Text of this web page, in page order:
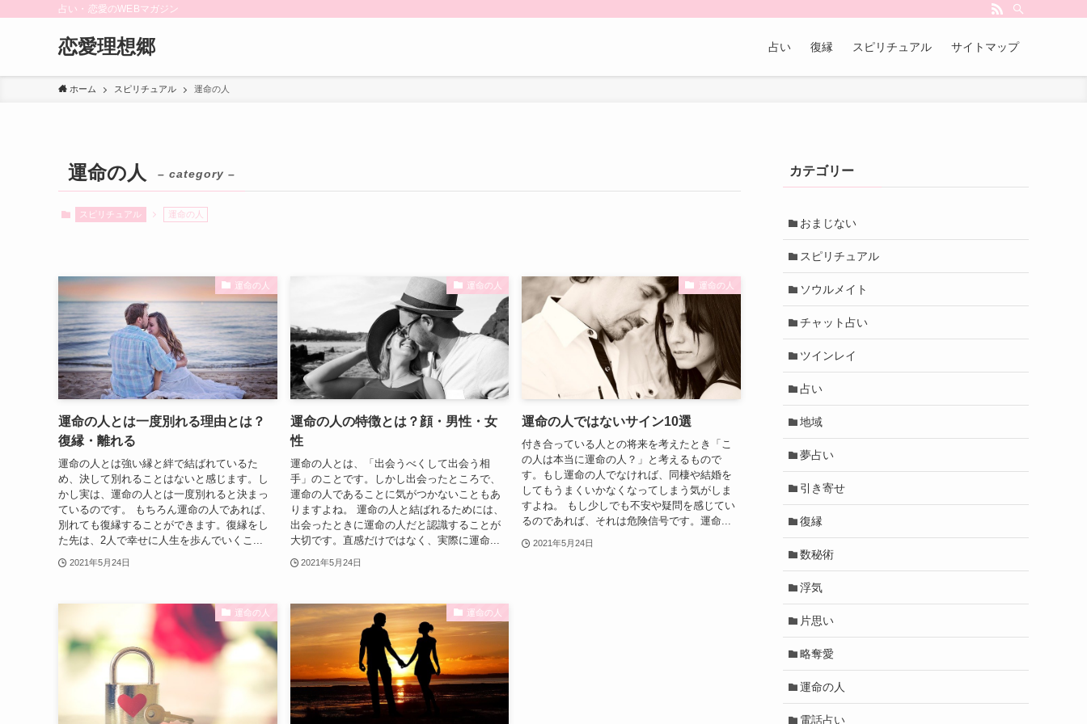
占い・恋愛のWEBマガジン
恋愛理想郷 占い 復縁 スピリチュアル サイトマップ
ホーム スピリチュアル 運命の人
運命の人 – category –
スピリチュアル 運命の人
運命の人
運命の人とは一度別れる理由とは？
復縁・離れる
運命の人とは強い縁と絆で結ばれているた
め、決して別れることはないと感じます。し
かし実は、運命の人とは一度別れると決まっ
ているのです。 もちろん運命の人であれば、
別れても復縁することができます。復縁をし
た先は、2人で幸せに人生を歩んでいくこ...
2021年5月24日
運命の人
運命の人の特徴とは？顔・男性・女
性
運命の人とは、「出会うべくして出会う相
手」のことです。しかし出会ったところで、
運命の人であることに気がつかないこともあ
りますよね。 運命の人と結ばれるためには、
出会ったときに運命の人だと認識することが
大切です。直感だけではなく、実際に運命...
2021年5月24日
運命の人
運命の人ではないサイン10選
付き合っている人との将来を考えたとき「こ
の人は本当に運命の人？」と考えるもので
す。もし運命の人でなければ、同棲や結婚を
してもうまくいかなくなってしまう気がしま
すよね。 もし少しでも不安や疑問を感じてい
るのであれば、それは危険信号です。運命...
2021年5月24日
運命の人 運命の人
カテゴリー
おまじない
スピリチュアル
ソウルメイト
チャット占い
ツインレイ
占い
地域
夢占い
引き寄せ
復縁
数秘術
浮気
片思い
略奪愛
運命の人
電話占い